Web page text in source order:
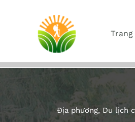
Địa phương, Du lịch